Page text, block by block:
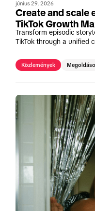
június 29, 2026
Create and scale
TikTok Growth
Transform episodic
TikTok through a unified
Közlemények